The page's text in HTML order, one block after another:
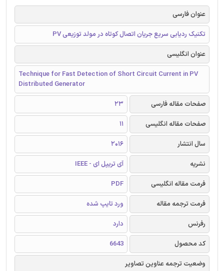
عنوان فارسی
تکنیک ردیابی سریع جریان اتصال کوتاه در مولد توزیعی PV
عنوان انگلیسی
Technique for Fast Detection of Short Circuit Current in PV
Distributed Generator
صفحات مقاله فارسی
23
صفحات مقاله انگلیسی
11
سال انتشار
2016
نشریه
آی تریپل ای - IEEE
فرمت مقاله انگلیسی
PDF
فرمت ترجمه مقاله
ورد تایپ شده
رفرنس
دارد
کد محصول
6643
وضعیت ترجمه عناوین تصاویر